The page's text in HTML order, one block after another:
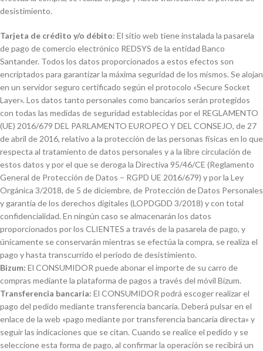
desistimiento.
Tarjeta de crédito y/o débito: El sitio web tiene instalada la pasarela
de pago de comercio electrónico REDSYS de la entidad Banco
Santander. Todos los datos proporcionados a estos efectos son
encriptados para garantizar la máxima seguridad de los mismos. Se alojan
en un servidor seguro certificado según el protocolo «Secure Socket
Layer». Los datos tanto personales como bancarios serán protegidos
con todas las medidas de seguridad establecidas por el REGLAMENTO
(UE) 2016/679 DEL PARLAMENTO EUROPEO Y DEL CONSEJO, de 27
de abril de 2016, relativo a la protección de las personas físicas en lo que
respecta al tratamiento de datos personales y a la libre circulación de
estos datos y por el que se deroga la Directiva 95/46/CE (Reglamento
General de Protección de Datos – RGPD UE 2016/679) y por la Ley
Orgánica 3/2018, de 5 de diciembre, de Protección de Datos Personales
y garantía de los derechos digitales (LOPDGDD 3/2018) y con total
confidencialidad. En ningún caso se almacenarán los datos
proporcionados por los CLIENTES a través de la pasarela de pago, y
únicamente se conservarán mientras se efectúa la compra, se realiza el
pago y hasta transcurrido el período de desistimiento.
Bizum: El CONSUMIDOR puede abonar el importe de su carro de
compras mediante la plataforma de pagos a través del móvil Bizum.
Transferencia bancaria: El CONSUMIDOR podrá escoger realizar el
pago del pedido mediante transferencia bancaria. Deberá pulsar en el
enlace de la web «pago mediante por transferencia bancaria directa» y
seguir las indicaciones que se citan. Cuando se realice el pedido y se
seleccione esta forma de pago, al confirmar la operación se recibirá un